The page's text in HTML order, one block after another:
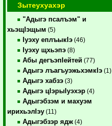
Зытеухуахэр
"Адыгэ псалъэм" и
хьэщIэщым (5)
Iуэху еплъыкIэ (46)
Iуэху щхьэпэ (8)
Абы дегъэпIейтей (77)
Адыгэ лъагъуэжьхэмкIэ (1)
Адыгэ хабзэ (3)
Адыгэ цIэрыIуэхэр (4)
Адыгэбзэм и махуэм
ирихьэлIэу (11)
Адыгэбзэр ядж (4)